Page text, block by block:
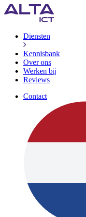
Diensten
Kennisbank
Over ons
Werken bij
Reviews
Contact